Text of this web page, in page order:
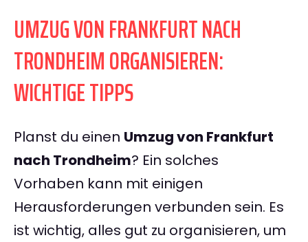
UMZUG VON FRANKFURT NACH
TRONDHEIM ORGANISIEREN:
WICHTIGE TIPPS
Planst du einen Umzug von Frankfurt
nach Trondheim? Ein solches
Vorhaben kann mit einigen
Herausforderungen verbunden sein. Es
ist wichtig, alles gut zu organisieren, um